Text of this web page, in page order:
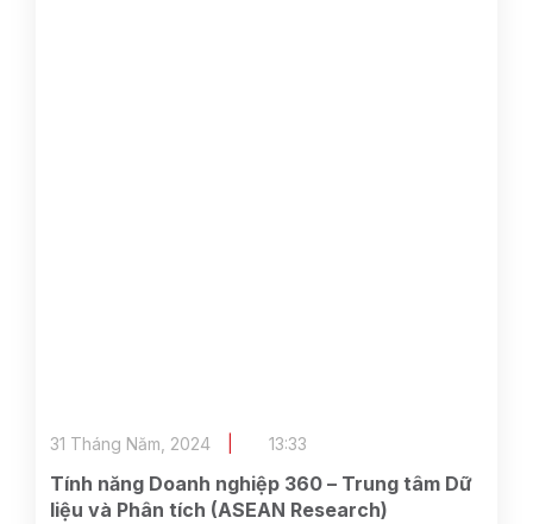
Tính năng Doanh nghiệp 360 – Trung tâm Dữ
liệu và Phân tích (ASEAN Research)
31 Tháng Năm, 2024 13:33